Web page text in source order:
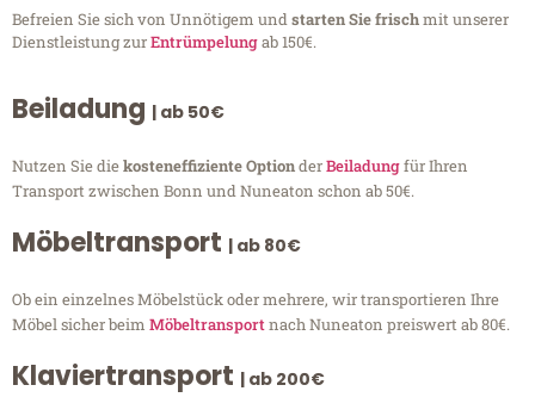
Befreien Sie sich von Unnötigem undstarten Sie frischmit unserer
Dienstleistung zurEntrümpelungab 150€.
Beiladung | ab 50€
Nutzen Sie diekosteneffiziente OptionderBeiladungfür Ihren
Transport zwischen Bonn und Nuneaton schon ab 50€.
Möbeltransport | ab 80€
Ob ein einzelnes Möbelstück oder mehrere, wir transportieren Ihre
Möbel sicher beim Möbeltransportnach Nuneaton preiswert ab 80€.
Klaviertransport | ab 200€